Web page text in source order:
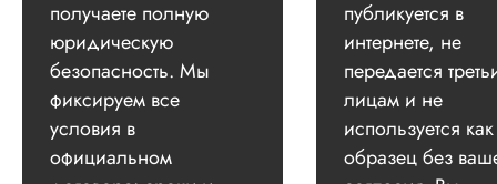
получаете полную
юридическую
безопасность. Мы
фиксируем все
условия в
официальном
публикуется в
интернете, не
передается
лицам и не
используется как
образец без